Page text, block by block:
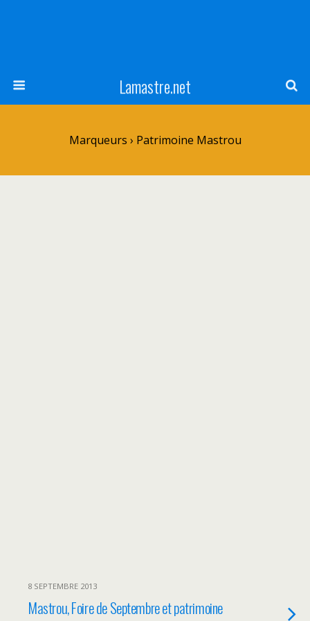
Lamastre.net
Marqueurs › Patrimoine Mastrou
8 SEPTEMBRE 2013
Mastrou, Foire de Septembre et patrimoine